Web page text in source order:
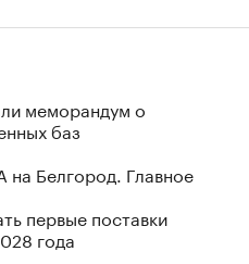
меморандум о
баз
Белгород. Главное
первые поставки
года